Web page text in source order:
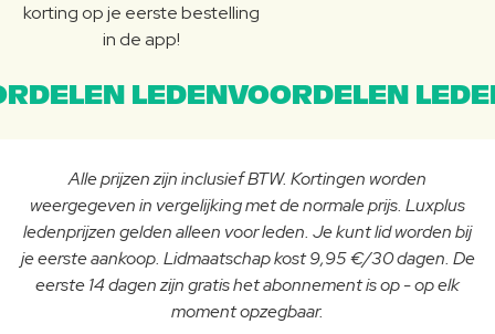
korting op je eerste bestelling
in de app!
LEDENVOORDELEN
Alle prijzen zijn inclusief BTW. Kortingen worden
weergegeven in vergelijking met de normale prijs. Luxplus
ledenprijzen gelden alleen voor leden. Je kunt lid worden bij
je eerste aankoop. Lidmaatschap kost 9,95 €/30 dagen. De
eerste 14 dagen zijn gratis het abonnement is op - op elk
moment opzegbaar.